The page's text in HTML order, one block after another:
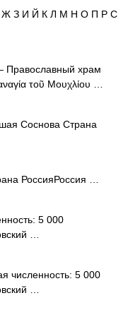
Ж З И Й К Л М Н О П Р С
Православный храм
τοῦ Μουχλίου …
Соснова Страна
РоссияРоссия …
5 000
…
5 000
…